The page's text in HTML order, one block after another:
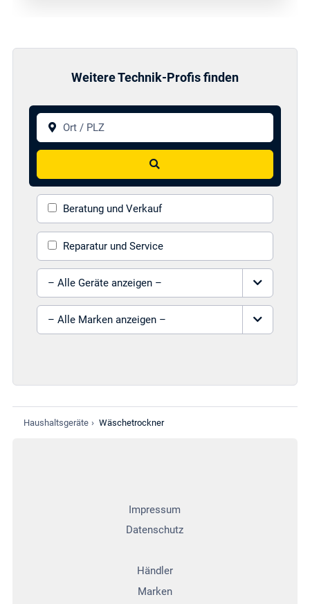
Weitere Technik-Profis finden
Ort / PLZ
Suchen
Beratung und Verkauf
Reparatur und Service
Gerät auswählen
Marke auswählen
Haushaltsgeräte › Wäschetrockner
Impressum
Datenschutz
Händler
Marken